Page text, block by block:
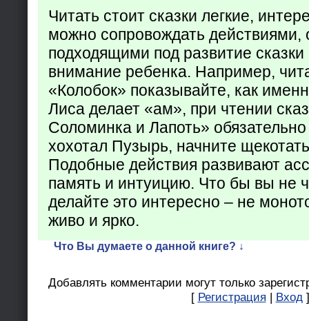
Читать стоит сказки легкие,
можно сопровождать действиями,
подходящими под развитие
внимание ребенка. Например,
«Колобок» показывайте, как
Лиса делает «ам», при чтении
Соломинка и Лапоть»
хохотал Пузырь, начните
Подобные действия развивают
память и интуицию. Что бы вы не
делайте это интересно – не
живо и ярко.
Что Вы думаете о данной книге? ↓
Добавлять комментарии могут только
[ Регистрация | Вход ]